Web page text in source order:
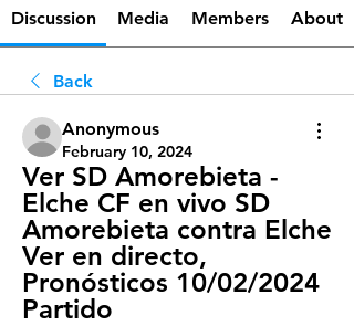
Discussion Media Members About
Back
Anonymous
February 10, 2024
Ver SD Amorebieta -
Elche CF en vivo SD
Amorebieta contra Elche
Ver en directo,
Pronósticos 10/02/2024
Partido